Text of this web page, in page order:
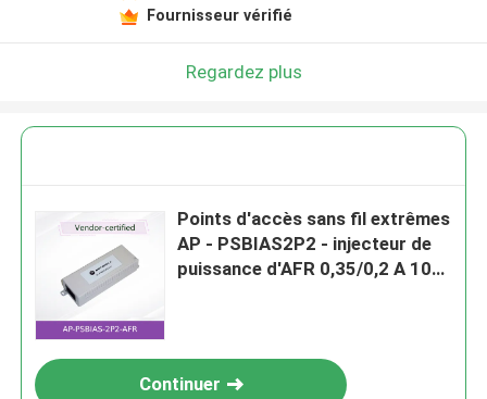
Fournisseur vérifié
Regardez plus
Points d'accès sans fil extrêmes
AP - PSBIAS2P2 - injecteur de
puissance d'AFR 0,35/0,2 A 100-
Continuer